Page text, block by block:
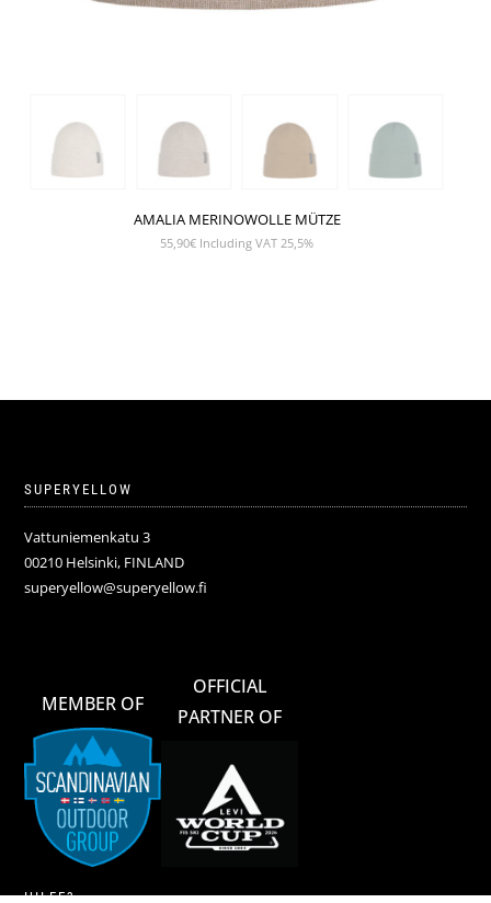
AMALIA MERINOWOLLE MÜTZE
55,90€ Including VAT 25,5%
SUPERYELLOW
Vattuniemenkatu 3
00210 Helsinki, FINLAND
superyellow@superyellow.fi
MEMBER OF
OFFICIAL
PARTNER OF
HILFE?